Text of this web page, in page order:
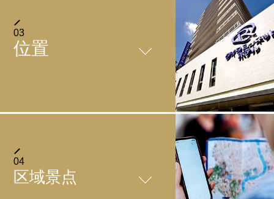
请在酒店1层“Café Terrace Roy”尽情享用我们精心准备的日
＋
＋
【费用】
13:00～13:00 1晚1500日元(含税)
投币式洗衣机 ＋
03
位置
如何到达
它通过从近铁大阪上本町站往南的14号出口步行大约需
04
区域景点